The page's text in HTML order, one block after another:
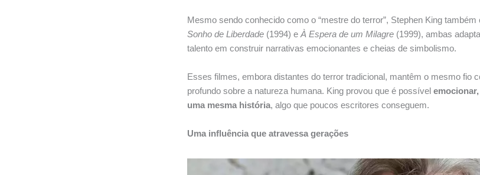
Mesmo sendo conhecido como o “mestre do terror”, Stephen King
Sonho de Liberdade (1994) e À Espera de um Milagre (1999), ambas
talento em construir narrativas emocionantes e cheias de simbolismo.
Esses filmes, embora distantes do terror tradicional, mantêm o mesmo fio
profundo sobre a natureza humana. King provou que é possível
uma mesma história, algo que poucos escritores conseguem.
Uma influência que atravessa gerações